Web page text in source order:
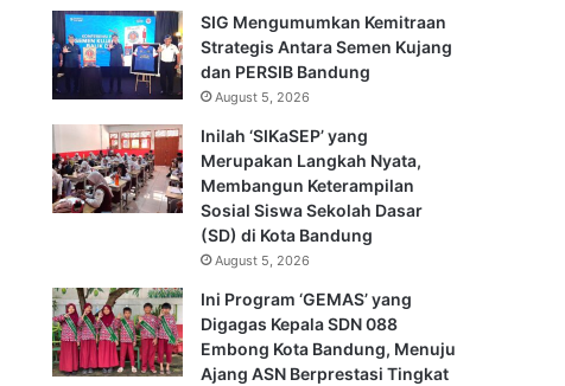
SIG Mengumumkan Kemitraan
Strategis Antara Semen Kujang
dan PERSIB Bandung
August 5, 2026
Inilah ‘SIKaSEP’ yang
Merupakan Langkah Nyata,
Membangun Keterampilan
Sosial Siswa Sekolah Dasar
(SD) di Kota Bandung
August 5, 2026
Ini Program ‘GEMAS’ yang
Digagas Kepala SDN 088
Embong Kota Bandung, Menuju
Ajang ASN Berprestasi Tingkat